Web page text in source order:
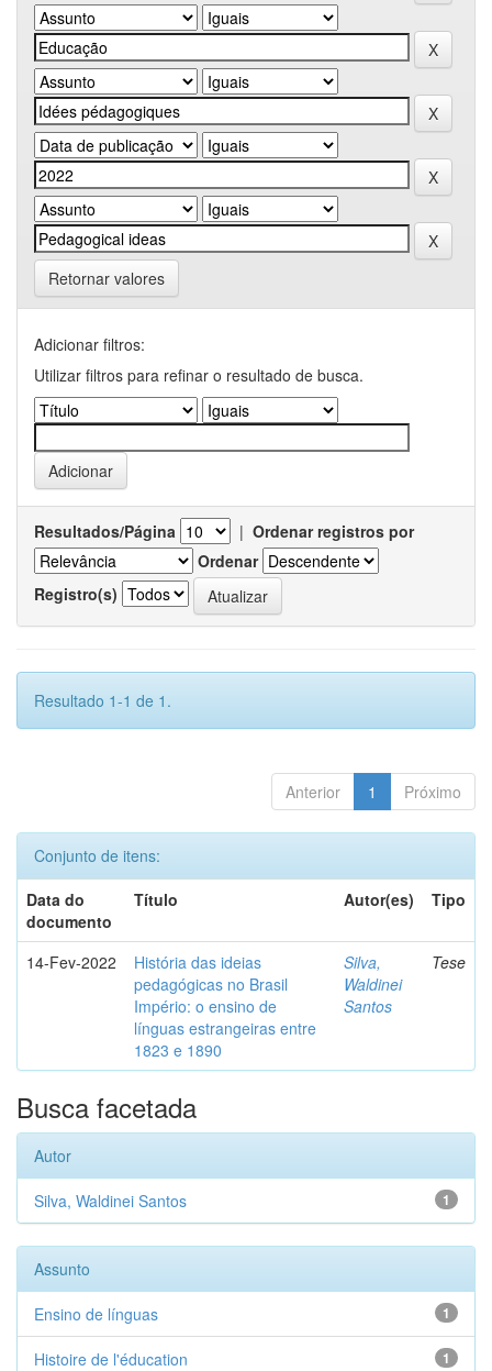
Retornar valores
Adicionar filtros:
Utilizar filtros para refinar o resultado de busca.
Resultados/Página | Ordenar registros por
Ordenar
Registro(s)
Resultado 1-1 de 1.
Anterior 1 Próximo
Conjunto de itens:
Data do
documento
Título Autor(es) Tipo
14-Fev-2022
História das ideias
pedagógicas no Brasil
Império: o ensino de
línguas estrangeiras entre
1823 e 1890
Silva,
Waldinei
Santos
Tese
Busca facetada
Autor
1
Silva, Waldinei Santos
Assunto
1
Ensino de línguas
1
Histoire de l'éducation